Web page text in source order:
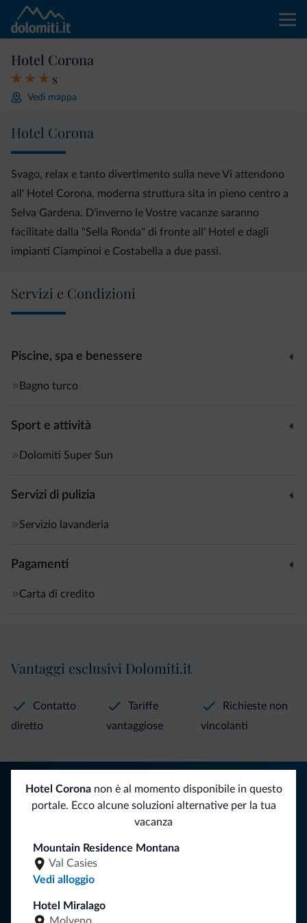
Hotel Corona
s
Vedi mappa
Hotel Corona
Svago, relax e tanto divertimento sulla neve Vi attendono
all' Hotel Corona, moderna struttura sita in pieno centro a
Selva Gardena. D'inverno le Vostre vacanze saranno
facilitate dalla "Sella Ronda" di fronte all' Hotel e dagli
impianti Ciampinoi e Costabella a due passi.
Servizi e Condizioni
Piscine, spa e benessere
Bagno turco
Sport e attività
Dolomiti Super Sun
Servizi di pulizia
Servizio lavanderia
Pagamenti
Carta di credito
Hotel Coronanon è al momento disponibile in questo
portale. Ecco alcune soluzioni alternative per la tua
vacanza
Mountain Residence Montana
Val Casies
Vedi alloggio
Hotel Miralago
Vantaggi esclusivi Dolomiti.it
Contatto
diretto
Tariffe
vantaggiose
Richieste non
vincolanti
Consigli dalle Dolomiti
Riceverai informazioni, offerte esclusive e news per la tua
vacanza nelle Dolomiti.
ISCRIVITI ALLA NEWSLETTER